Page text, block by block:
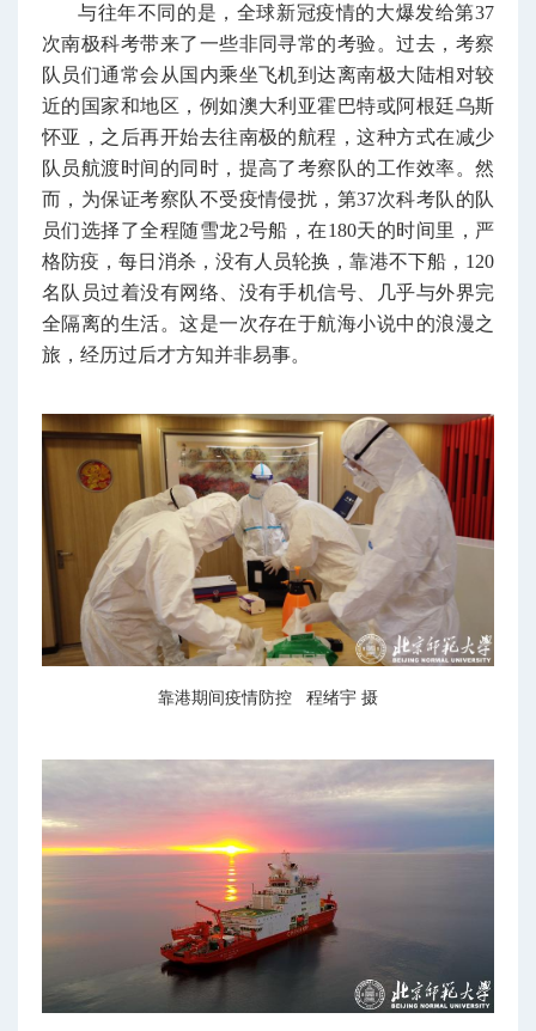
与往年不同的是，全球新冠疫情的大爆发给第37
次南极科考带来了一些非同寻常的考验。过去，考察
队员们通常会从国内乘坐飞机到达离南极大陆相对较
近的国家和地区，例如澳大利亚霍巴特或阿根廷乌斯
怀亚，之后再开始去往南极的航程，这种方式在减少
队员航渡时间的同时，提高了考察队的工作效率。然
而，为保证考察队不受疫情侵扰，第37次科考队的队
员们选择了全程随雪龙2号船，在180天的时间里，严
格防疫，每日消杀，没有人员轮换，靠港不下船，120
名队员过着没有网络、没有手机信号、几乎与外界完
全隔离的生活。这是一次存在于航海小说中的浪漫之
旅，经历过后才方知并非易事。
靠港期间疫情防控 程绪宇 摄